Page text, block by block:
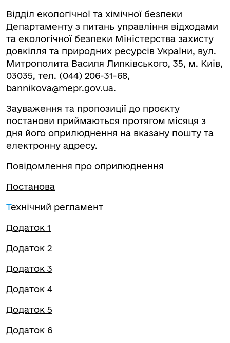
Відділ екологічної та хімічної безпеки
Департаменту з питань управління відходами
та екологічної безпеки Міністерства захисту
довкілля та природних ресурсів України, вул.
Митрополита Василя Липківського, 35, м. Київ,
03035, тел. (044) 206-31-68,
bannikova@mepr.gov.ua.
Зауваження та пропозиції до проєкту
постанови приймаються протягом місяця з
дня його оприлюднення на вказану пошту та
електронну адресу.
Повідомлення про оприлюднення
Постанова
Технічний регламент
Додаток 1
Додаток 2
Додаток 3
Додаток 4
Додаток 5
Додаток 6